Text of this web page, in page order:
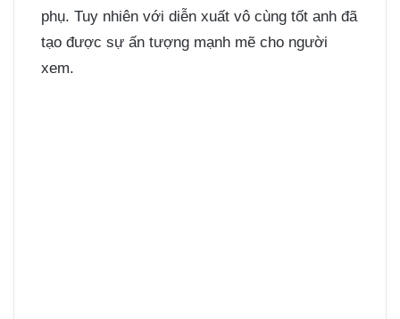
phụ. Tuy nhiên với diễn xuất vô cùng tốt anh đã
tạo được sự ấn tượng mạnh mẽ cho người
xem.